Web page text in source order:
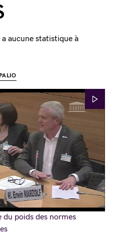
aucune statistique à
du poids des normes